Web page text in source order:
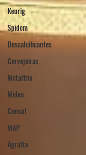
Keurig
Spidem
Descalcificantes
Cervejeiras
Metalfrio
Midea
Consul
WAP
Agratto